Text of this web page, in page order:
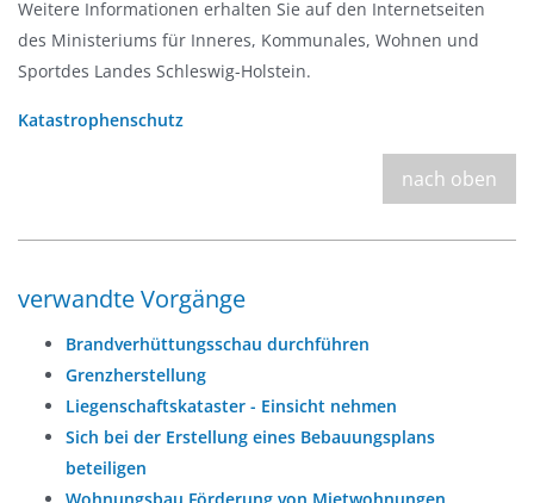
Weitere Informationen erhalten Sie auf den Internetseiten
des Ministeriums für Inneres, Kommunales, Wohnen und
Sportdes Landes Schleswig-Holstein.
Katastrophenschutz
nach oben
verwandte Vorgänge
Brandverhüttungsschau durchführen
Grenzherstellung
Liegenschaftskataster - Einsicht nehmen
Sich bei der Erstellung eines Bebauungsplans
beteiligen